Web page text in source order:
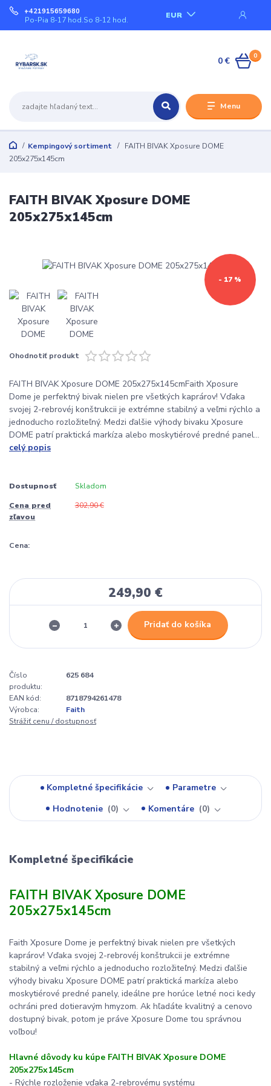
Menu
EUR
+421915659680
Po-Pia 8-17 hod.So 8-12 hod.
0
0 €
Kempingový sortiment
FAITH BIVAK Xposure DOME
205x275x145cm
FAITH BIVAK Xposure DOME
205x275x145cm
- 17 %
Ohodnotiť produkt
FAITH BIVAK Xposure DOME 205x275x145cmFaith Xposure
Dome je perfektný bivak nielen pre všetkých kaprárov! Vďaka
svojej 2-rebrovéj konštrukcii je extrémne stabilný a veľmi rýchlo a
jednoducho rozložiteľný. Medzi ďalšie výhody bivaku Xposure
DOME patrí praktická markíza alebo moskytiérové predné panel...
celý popis
Dostupnosť Skladom
Cena pred
zľavou
302,90 €
Cena:
249,90 €
Pridať do košíka
Číslo
produktu:
625 684
EAN kód:
8718794261478
Výrobca:
Faith
Strážiť cenu / dostupnosť
Kompletné špecifikácie
Parametre
Hodnotenie
0 Komentáre 0
Kompletné špecifikácie
FAITH BIVAK Xposure DOME
205x275x145cm
Faith Xposure Dome je perfektný bivak nielen pre všetkých
kaprárov! Vďaka svojej 2-rebrovéj konštrukcii je extrémne
stabilný a veľmi rýchlo a jednoducho rozložiteľný. Medzi ďalšie
výhody bivaku Xposure DOME patrí praktická markíza alebo
moskytiérové predné panely, ideálne pre horúce letné noci kedy
ochráni pred dotieravým hmyzom. Ak hľadáte kvalitný a cenovo
dostupný bivak, potom je práve Xposure Dome tou správnou
voľbou!
Hlavné dôvody ku kúpe FAITH BIVAK Xposure DOME
205x275x145cm
- Rýchle rozloženie vďaka 2-rebrovému systému